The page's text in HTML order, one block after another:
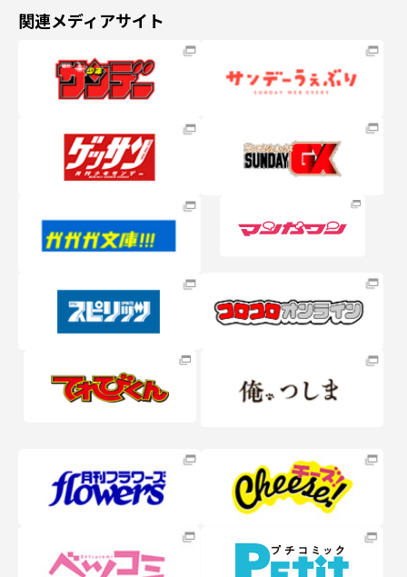
関連メディアサイト